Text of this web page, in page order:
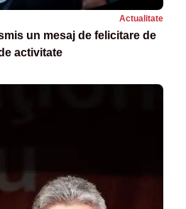
Actualitate
un mesaj de felicitare de
activitate